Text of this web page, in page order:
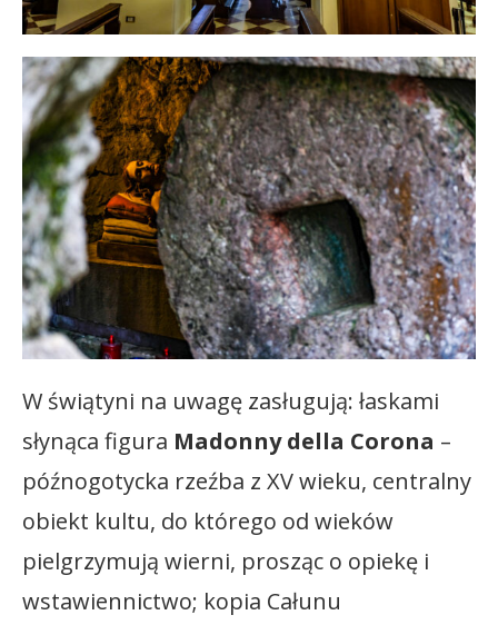
W świątyni na uwagę zasługują: łaskami
słynąca figura Madonny della Corona –
późnogotycka rzeźba z XV wieku, centralny
obiekt kultu, do którego od wieków
pielgrzymują wierni, prosząc o opiekę i
wstawiennictwo; kopia Całunu